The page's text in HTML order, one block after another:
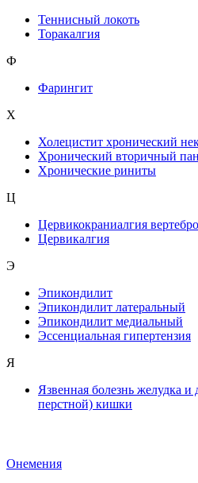
Теннисный локоть
Торакалгия
Ф
Фарингит
X
Холецистит хронический
Хронический вторичный
Хронические риниты
Ц
Цервикокраниалгия
Цервикалгия
Э
Эпикондилит
Эпикондилит латеральный
Эпикондилит медиальный
Эссенциальная гипертензия
Я
Язвенная болезнь желудка и
перстной) кишки
Онемения